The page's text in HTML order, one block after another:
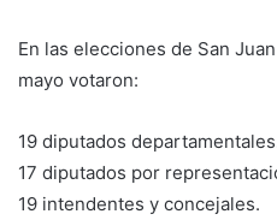
En las elecciones de San
mayo votaron:
19 diputados
17 diputados por
19 intendentes y concejales.